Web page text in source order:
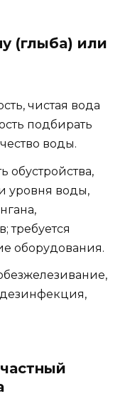
(глыба) или
чистая вода
подбирать
воды.
обустройства,
уровня воды,
требуется
оборудования.